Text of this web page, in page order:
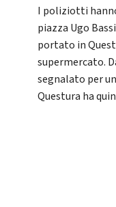
I poliziotti
piazza Ugo
portato in
supermercato.
segnalato per
Questura ha